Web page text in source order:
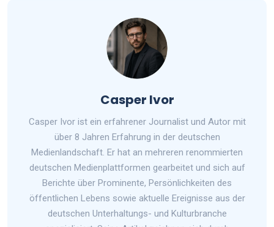
Casper Ivor
Casper Ivor ist ein erfahrener Journalist und Autor mit
über 8 Jahren Erfahrung in der deutschen
Medienlandschaft. Er hat an mehreren renommierten
deutschen Medienplattformen gearbeitet und sich auf
Berichte über Prominente, Persönlichkeiten des
öffentlichen Lebens sowie aktuelle Ereignisse aus der
deutschen Unterhaltungs- und Kulturbranche